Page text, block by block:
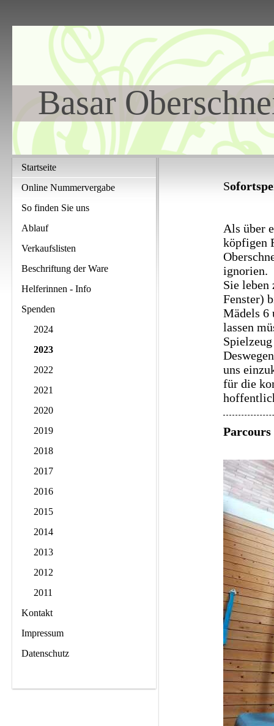
Basar
Startseite
Online Nummervergabe
So finden Sie uns
Ablauf
Verkaufslisten
Beschriftung der Ware
Helferinnen - Info
Spenden
2024
2023
2022
2021
2020
2019
2018
2017
2016
2015
2014
2013
2012
2011
Kontakt
Impressum
Datenschutz
S
Als über
köpfigen
ignorien.
Sie
Fenster)
Mädels 6
lassen
uns
für die